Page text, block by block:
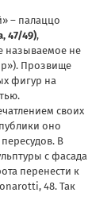
– палаццо
47/49),
называемое не
Прозвище
фигур на
своих
оно
В
с фасада
перенести к
48. Так